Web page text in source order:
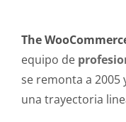
The
equipo de
se remonta a
una trayectoria